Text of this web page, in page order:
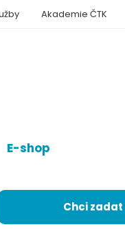
E-shop
Akademie ČTK
Chci